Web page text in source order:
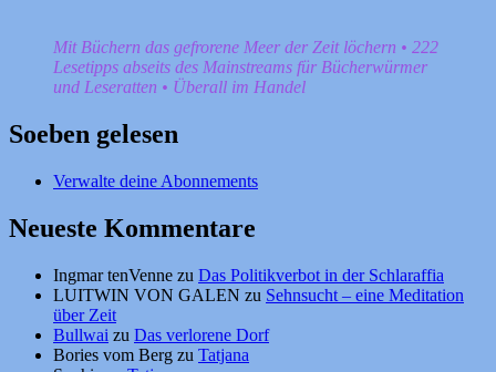
Mit Büchern das gefrorene Meer der Zeit löchern • 222
Lesetipps abseits des Mainstreams für Bücherwürmer
und Leseratten • Überall im Handel
Soeben gelesen
Verwalte deine Abonnements
Neueste Kommentare
Ingmar tenVenne zu Das Politikverbot in der Schlaraffia
LUITWIN VON GALEN zu Sehnsucht – eine Meditation
über Zeit
Bullwai zu Das verlorene Dorf
Bories vom Berg zu Tatjana